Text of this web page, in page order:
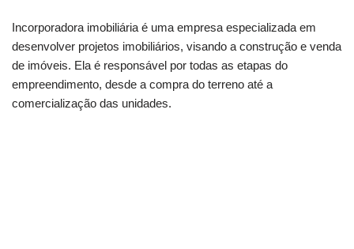
Incorporadora imobiliária é uma empresa especializada em
desenvolver projetos imobiliários, visando a construção e venda
de imóveis. Ela é responsável por todas as etapas do
empreendimento, desde a compra do terreno até a
comercialização das unidades.